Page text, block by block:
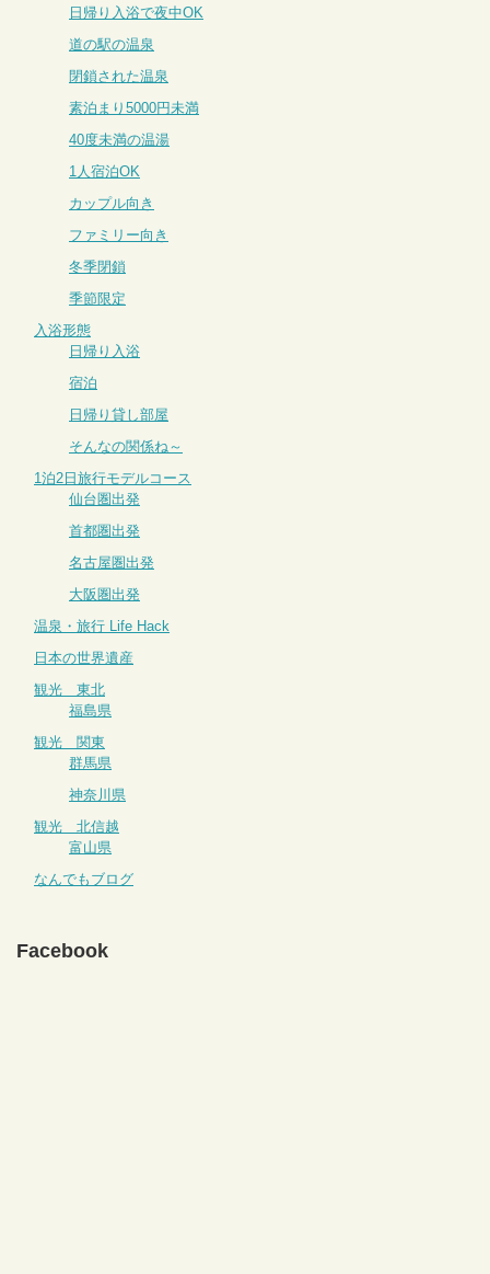
日帰り入浴で夜中OK
道の駅の温泉
閉鎖された温泉
素泊まり5000円未満
40度未満の温湯
1人宿泊OK
カップル向き
ファミリー向き
冬季閉鎖
季節限定
入浴形態
日帰り入浴
宿泊
日帰り貸し部屋
そんなの関係ね～
1泊2日旅行モデルコース
仙台圏出発
首都圏出発
名古屋圏出発
大阪圏出発
温泉・旅行 Life Hack
日本の世界遺産
観光 東北
福島県
観光 関東
群馬県
神奈川県
観光 北信越
富山県
なんでもブログ
Facebook